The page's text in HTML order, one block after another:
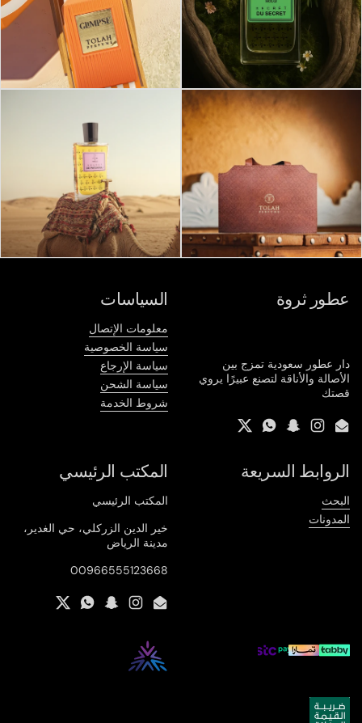
عطور ثروة
دار عطور سعودية تمزج بين
الأصالة والأناقة لتصنع عبيرًا يروي
قصتك
Email
Instagram
Snapchat
WhatsApp
Twitter
السياسات
معلومات الإتصال
سياسة الخصوصية
سياسة الإرجاع
سياسة الشحن
شروط الخدمة
الروابط السريعة
البحث
المدونات
المكتب الرئيسي
المكتب الرئيسي
خير الدين الزركلي، حي الغدير،
مدينة الرياض
00966555123668
Email
Instagram
Snapchat
WhatsApp
Twitter